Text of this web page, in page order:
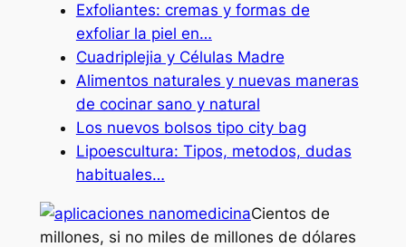
Exfoliantes: cremas y formas de
exfoliar la piel en…
Cuadriplejia y Células Madre
Alimentos naturales y nuevas maneras
de cocinar sano y natural
Los nuevos bolsos tipo city bag
Lipoescultura: Tipos, metodos, dudas
habituales…
Cientos de
millones, si no miles de millones de dólares